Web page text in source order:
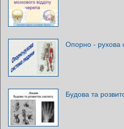
Опорно - рухова
Будова та